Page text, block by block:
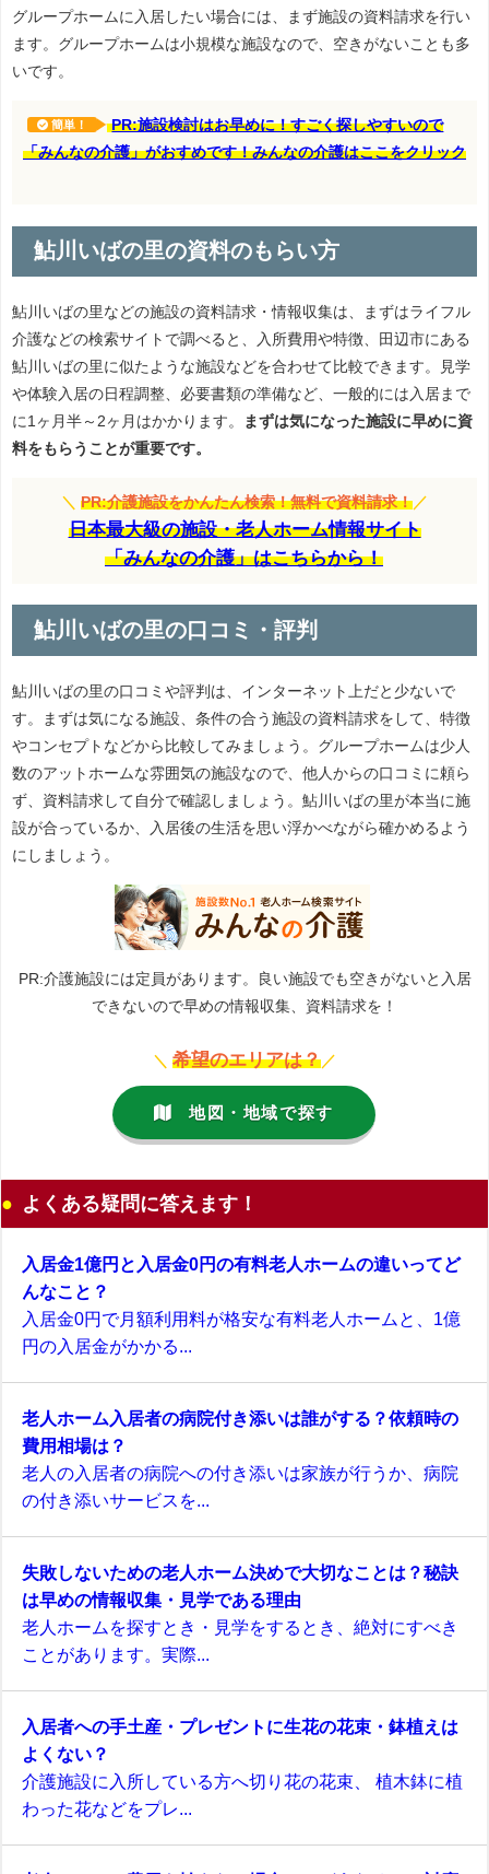
グループホームに入居したい場合には、まず施設の資料請求を行い
ます。グループホームは小規模な施設なので、空きがないことも多
いです。
簡単！
PR:施設検討はお早めに！すごく探しやすいので
「みんなの介護」がおすめです！みんなの介護はここをクリック
鮎川いばの里の資料のもらい方
鮎川いばの里などの施設の資料請求・情報収集は、まずはライフル
介護などの検索サイトで調べると、入所費用や特徴、田辺市にある
鮎川いばの里に似たような施設などを合わせて比較できます。見学
や体験入居の日程調整、必要書類の準備など、一般的には入居まで
に1ヶ月半～2ヶ月はかかります。
まずは気になった施設に早めに資
料をもらうことが重要です。
＼ PR:介護施設をかんたん検索！無料で資料請求！ ／
日本最大級の施設・老人ホーム情報サイト
「みんなの介護」はこちらから！
鮎川いばの里の口コミ・評判
鮎川いばの里の口コミや評判は、インターネット上だと少ないで
す。まずは気になる施設、条件の合う施設の資料請求をして、特徴
やコンセプトなどから比較してみましょう。グループホームは少人
数のアットホームな雰囲気の施設なので、他人からの口コミに頼ら
ず、資料請求して自分で確認しましょう。鮎川いばの里が本当に施
設が合っているか、入居後の生活を思い浮かべながら確かめるよう
にしましょう。
PR:介護施設には定員があります。良い施設でも空きがないと入居
できないので早めの情報収集、資料請求を！
＼ 希望のエリアは？ ／
地図・地域で探す
よくある疑問に答えます！
入居金1億円と入居金0円の有料老人ホームの違いってど
んなこと？
入居金0円で月額利用料が格安な有料老人ホームと、1億
円の入居金がかかる...
老人ホーム入居者の病院付き添いは誰がする？依頼時の
費用相場は？
老人の入居者の病院への付き添いは家族が行うか、病院
の付き添いサービスを...
失敗しないための老人ホーム決めで大切なことは？秘訣
は早めの情報収集・見学である理由
老人ホームを探すとき・見学をするとき、絶対にすべき
ことがあります。実際...
入居者への手土産・プレゼントに生花の花束・鉢植えは
よくない？
介護施設に入所している方へ切り花の花束、 植木鉢に植
わった花などをプレ...